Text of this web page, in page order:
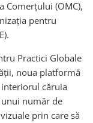
Comerțului (OMC),
pentru
Practici Globale
noua platformă
căruia
număr de
prin care să